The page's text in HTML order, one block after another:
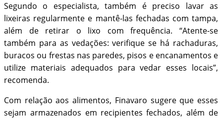
Segundo o especialista, também é preciso lavar as
lixeiras regularmente e mantê-las fechadas com tampa,
além de retirar o lixo com frequência. “Atente-se
também para as vedações: verifique se há rachaduras,
buracos ou frestas nas paredes, pisos e encanamentos e
utilize materiais adequados para vedar esses locais”,
recomenda.
Com relação aos alimentos, Finavaro sugere que esses
sejam armazenados em recipientes fechados, além de